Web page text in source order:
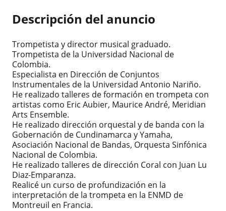
Descripción del anuncio
Trompetista y director musical graduado.
Trompetista de la Universidad Nacional de
Colombia.
Especialista en Dirección de Conjuntos
Instrumentales de la Universidad Antonio Nariño.
He realizado talleres de formación en trompeta con
artistas como Eric Aubier, Maurice André, Meridian
Arts Ensemble.
He realizado dirección orquestal y de banda con la
Gobernación de Cundinamarca y Yamaha,
Asociación Nacional de Bandas, Orquesta Sinfónica
Nacional de Colombia.
He realizado talleres de dirección Coral con Juan Lu
Diaz-Emparanza.
Realicé un curso de profundización en la
interpretación de la trompeta en la ENMD de
Montreuil en Francia.